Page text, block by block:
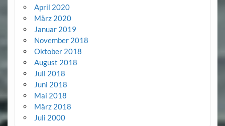
April 2020
März 2020
Januar 2019
November 2018
Oktober 2018
August 2018
Juli 2018
Juni 2018
Mai 2018
März 2018
Juli 2000